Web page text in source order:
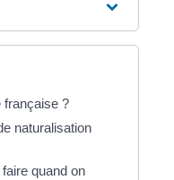
française ?
naturalisation
quand on